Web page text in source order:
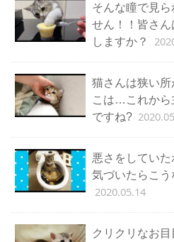
そんな瞳で見
せん！！皆さ
しますか？
猫さんは狭い所
こは…これから
ですね?
悪さをしてい
気づいたらこ
2020.05.14
クリクリなお